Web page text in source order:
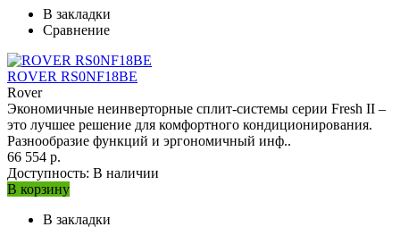
В закладки
Сравнение
ROVER RS0NF18BE
Rover
Экономичные неинверторные сплит-системы серии Fresh II –
это лучшее решение для комфортного кондиционирования.
Разнообразие функций и эргономичный инф..
66 554 р.
Доступность: В наличии
В корзину
В закладки